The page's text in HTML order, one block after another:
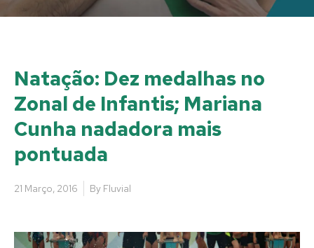
Natação: Dez medalhas no
Zonal de Infantis; Mariana
Cunha nadadora mais
pontuada
21 Março, 2016 By Fluvial